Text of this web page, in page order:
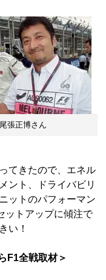
尾張正博さん
てきたので、エネル
ント、ドライバビリ
ットのパフォーマン
ットアップに傾注で
い！
F1全戦取材＞